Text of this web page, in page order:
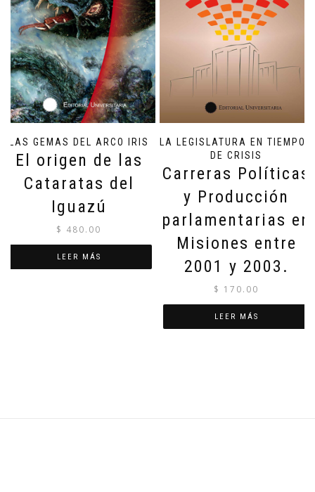
LAS GEMAS DEL ARCO IRIS
El origen de las
Cataratas del
Iguazú
$ 480.00
LEER MÁS
LA LEGISLATURA EN TIEMPOS
DE CRISIS
Carreras Políticas
y Producción
parlamentarias en
Misiones entre
2001 y 2003.
$ 170.00
LEER MÁS